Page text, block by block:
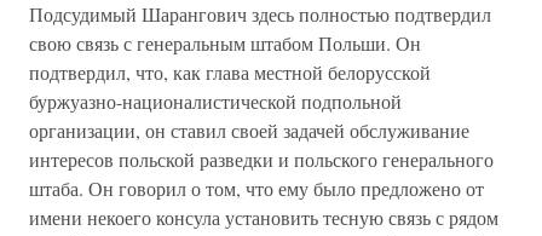
Подсудимый Шарангович здесь полностью подтвердил
свою связь с генеральным штабом Польши. Он
подтвердил, что, как глава местной белорусской
буржуазно-националистической подпольной
организации, он ставил своей задачей обслуживание
интересов польской разведки и польского генерального
штаба. Он говорил о том, что ему было предложено от
имени некоего консула установить тесную связь с рядом